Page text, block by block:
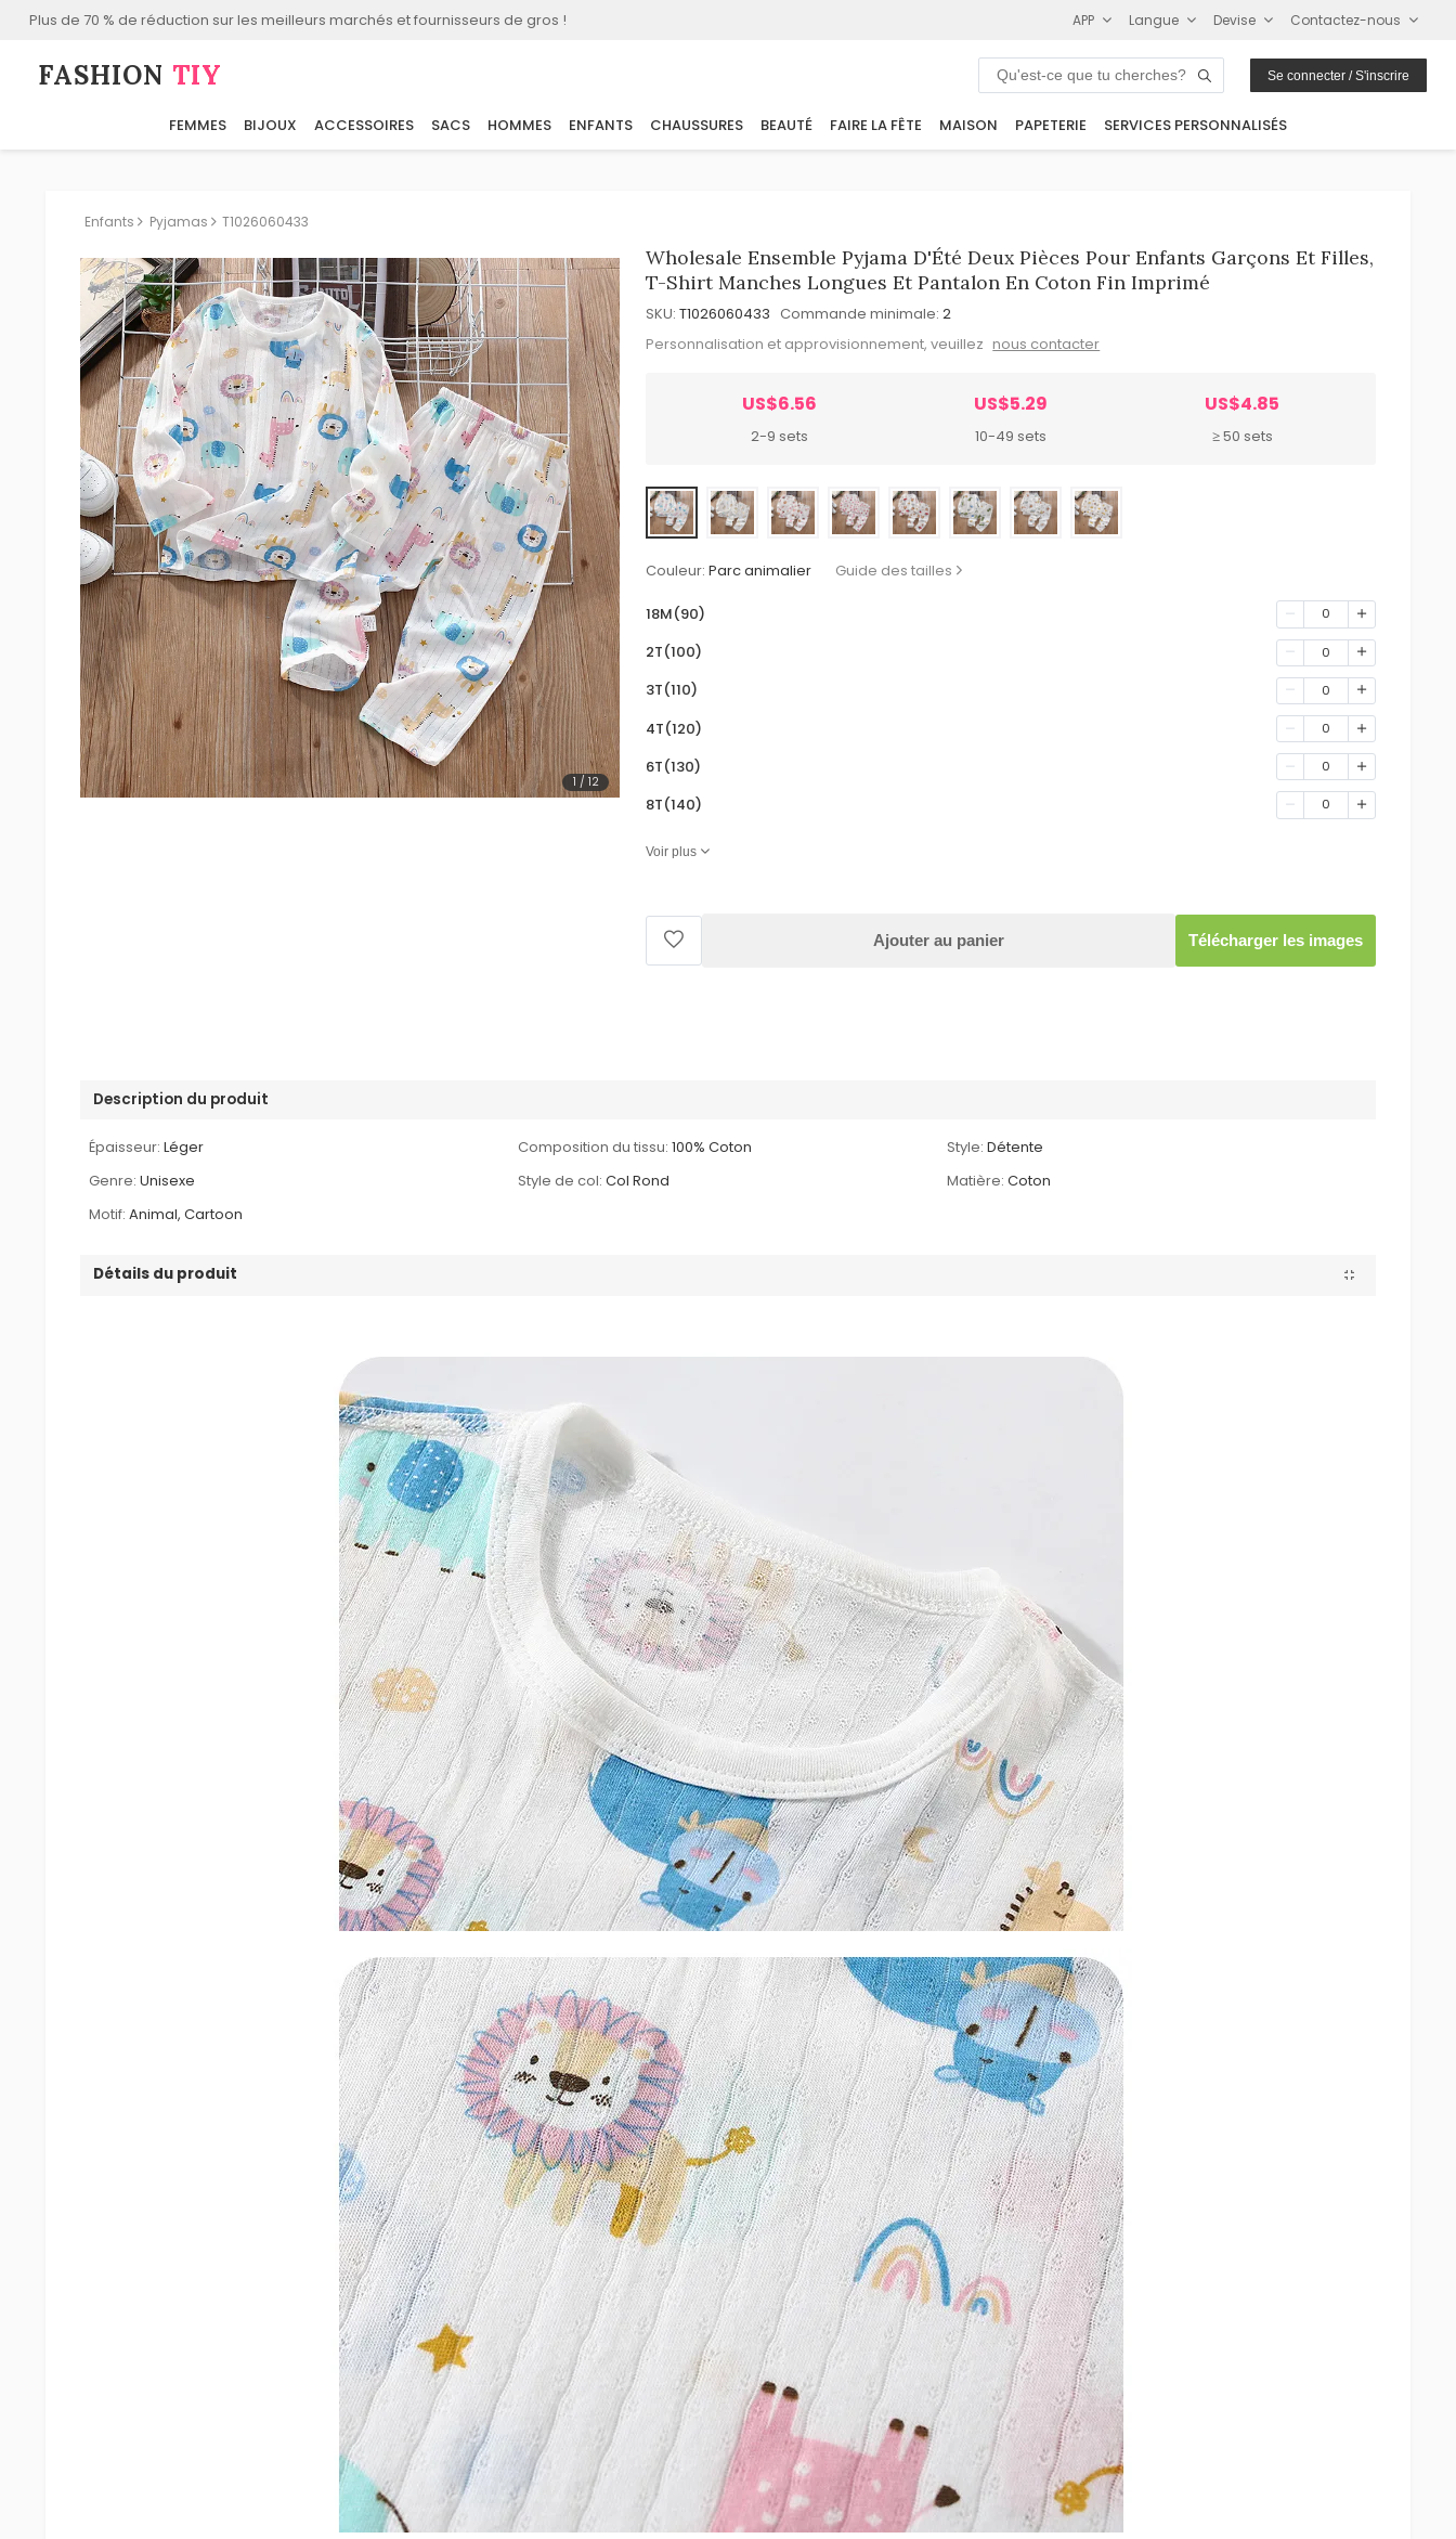
Plus de 70 % de réduction sur les meilleurs marchés et fournisseurs de gros ! APP Langue Devise Contactez-nous
FASHION⁠ TIY Se connecter / S'inscrire
FEMMES BIJOUX ACCESSOIRES SACS HOMMES ENFANTS CHAUSSURES BEAUTÉ FAIRE LA FÊTE MAISON PAPETERIE SERVICES PERSONNALISÉS
Enfants Pyjamas T1026060433
1 / 12
Wholesale Ensemble Pyjama D'Été Deux Pièces Pour Enfants Garçons Et Filles,
T-Shirt Manches Longues Et Pantalon En Coton Fin Imprimé
SKU: T1026060433 Commande minimale: 2
Personnalisation et approvisionnement, veuillez nous contacter
US$6.56
2-9 sets
US$5.29
10-49 sets
US$4.85
≥ 50 sets
Couleur: Parc animalier Guide des tailles
18M(90) 0
2T(100) 0
3T(110) 0
4T(120) 0
6T(130) 0
8T(140) 0
Voir plus
Ajouter au panier Télécharger les images
Description du produit
Épaisseur: Léger Composition du tissu: 100% Coton Style: Détente
Genre: Unisexe Style de col: Col Rond Matière: Coton
Motif: Animal, Cartoon
Détails du produit